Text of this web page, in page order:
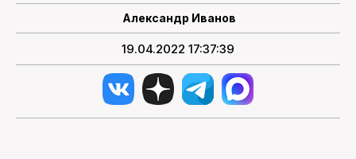
Александр Иванов
19.04.2022 17:37:39